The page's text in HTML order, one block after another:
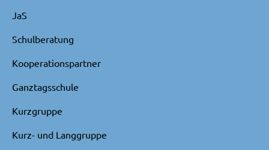
JaS
Schulberatung
Kooperationspartner
Ganztagsschule
Kurzgruppe
Kurz- und Langgruppe